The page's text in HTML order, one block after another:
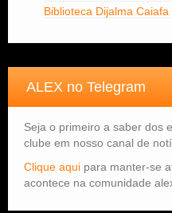
Biblioteca Dijalma Caiafa
ALEX no Telegram
Seja o primeiro a saber dos
clube em nosso canal de
Clique aqui para manter-se
acontece na comunidade